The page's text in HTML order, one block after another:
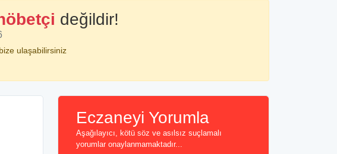
değildir!
ulaşabilirsiniz
Eczaneyi Yorumla
Aşağılayıcı, kötü söz ve asılsız suçlamalı
yorumlar onaylanmamaktadır...